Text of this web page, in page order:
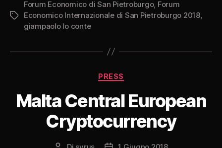
Tag
Forum Economico di San Pietroburgo, Forum
Economico Internazionale di San Pietroburgo 2018,
giampaolo lo conte
Categorie
PRESS
Malta Central European
Cryptocurrency